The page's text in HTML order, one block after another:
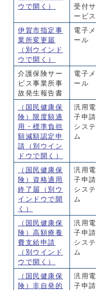
ウで開く）
受付サ
ービス
伊賀市指定事
業所変更届
（別ウインド
ウで開く）
電子メ
ール
介護保険サー
ビス事業所事
故発生報告書
電子メ
ール
（国民健康保
険）限度額適
用・標準負担
額減額認定申
請
（別ウイン
ドウで開く）
汎用電
子申請
システ
ム
（国民健康保
険）資格適用
終了届
（別ウ
インドウで開
く）
汎用電
子申請
システ
ム
（国民健康保
険）高額療養
費支給申請
（別ウインド
ウで開く）
汎用電
子申請
システ
ム
（国民健康保
険）非自発的
汎用電
子申請